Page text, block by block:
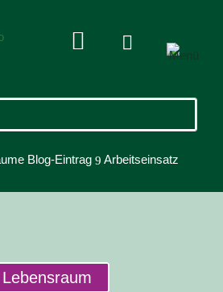
 
Blog-Eintrag 9 Arbeitseinsatz